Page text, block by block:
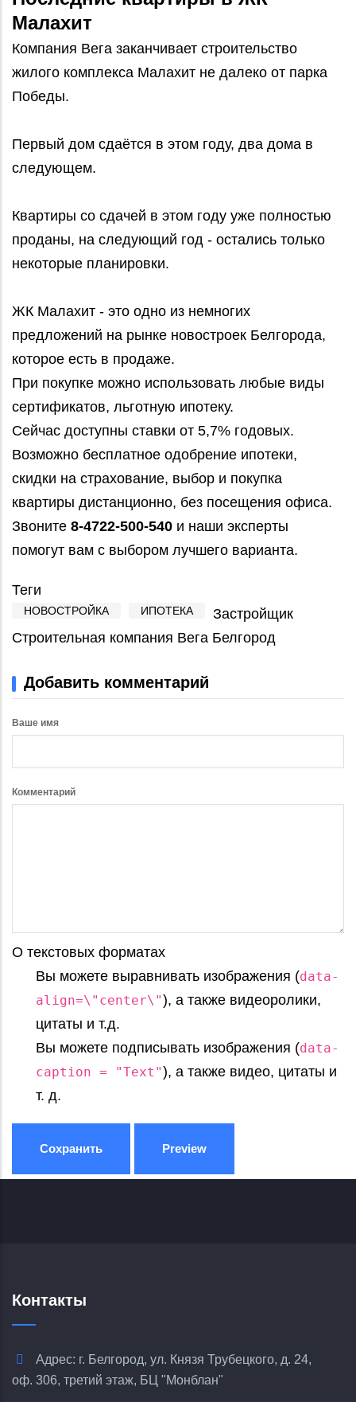
Малахит
Компания Вега заканчивает строительство
жилого комплекса Малахит не далеко от парка
Победы.
Первый дом сдаётся в этом году, два дома в
следующем.
Квартиры со сдачей в этом году уже полностью
проданы, на следующий год - остались только
некоторые планировки.
ЖК Малахит - это одно из немногих
предложений на рынке новостроек Белгорода,
которое есть в продаже.
При покупке можно использовать любые виды
сертификатов, льготную ипотеку.
Сейчас доступны ставки от 5,7% годовых.
Возможно бесплатное одобрение ипотеки,
скидки на страхование, выбор и покупка
квартиры дистанционно, без посещения офиса.
Звоните 8-4722-500-540 и наши эксперты
помогут вам с выбором лучшего варианта.
Теги
НОВОСТРОЙКА ИПОТЕКА
Застройщик
Строительная компания Вега Белгород
Добавить комментарий
Ваше имя
Комментарий
О текстовых форматах
Вы можете выравнивать изображения (data-
align=\"center\"), а также видеоролики,
цитаты и т.д.
Вы можете подписывать изображения (data-
caption = "Text"), а также видео, цитаты и
т. д.
Контакты
Адрес: г. Белгород, ул. Князя Трубецкого, д. 24,
оф. 306, третий этаж, БЦ "Монблан"